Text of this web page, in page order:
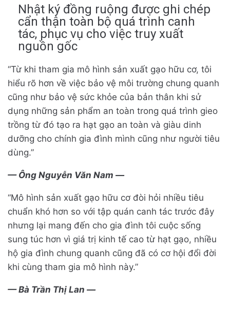
Nhật ký đồng ruộng được ghi chép
cẩn thận toàn bộ quá trình canh
tác, phục vụ cho việc truy xuất
nguồn gốc
“Từ khi tham gia mô hình sản xuất gạo hữu cơ, tôi
hiểu rõ hơn về việc bảo vệ môi trường chung quanh
cũng như bảo vệ sức khỏe của bản thân khi sử
dụng những sản phẩm an toàn trong quá trình gieo
trồng từ đó tạo ra hạt gạo an toàn và giàu dinh
dưỡng cho chính gia đình mình cũng như người tiêu
dùng.”
— Ông Nguyễn Văn Nam —
“Mô hình sản xuất gạo hữu cơ đòi hỏi nhiều tiêu
chuẩn khó hơn so với tập quán canh tác trước đây
nhưng lại mang đến cho gia đình tôi cuộc sống
sung túc hơn vì giá trị kinh tế cao từ hạt gạo, nhiều
hộ gia đình chung quanh cũng đã có cơ hội đổi đời
khi cùng tham gia mô hình này.”
— Bà Trần Thị Lan —